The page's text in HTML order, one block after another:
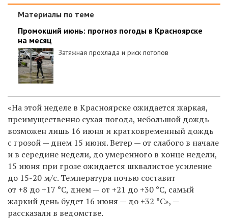
Материалы по теме
Промокший июнь: прогноз погоды в Красноярске
на месяц
Затяжная прохлада и риск потопов
«На этой неделе в Красноярске ожидается жаркая,
преимущественно сухая погода, небольшой дождь
возможен лишь 16 июня и кратковременный дождь
с грозой — днем 15 июня. Ветер — от слабого в начале
и в середине недели, до умеренного в конце недели,
15 июня при грозе ожидается шквалистое усиление
до 15-20 м/с. Температура ночью составит
от +8 до +17 °C, днем — от +21 до +30 °C, самый
жаркий день будет 16 июня — до +32 °C», —
рассказали в ведомстве.